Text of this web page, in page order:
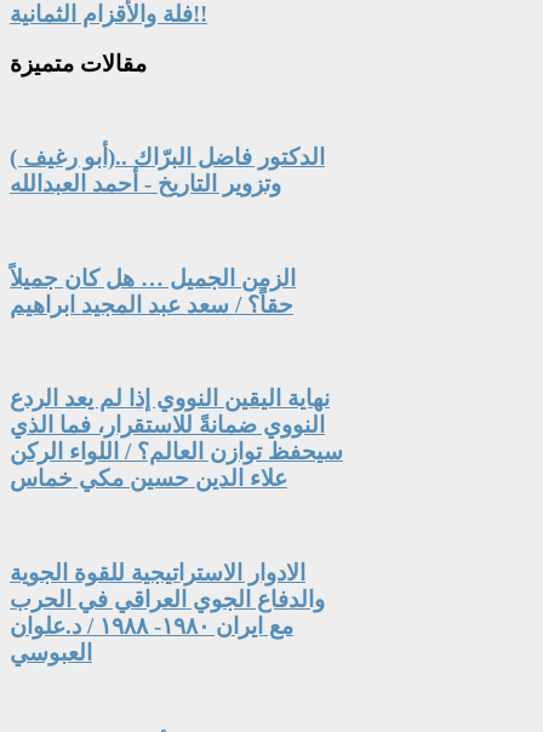
فلة والأقزام الثمانية!!
مقالات متميزة
الدكتور فاضل البرّاك ..(أبو رغيف )
وتزوير التاريخ - أحمد العبدالله
الزمن الجميل … هل كان جميلاً
حقاً؟ / سعد عبد المجيد ابراهيم
نهاية اليقين النووي إذا لم يعد الردع
النووي ضمانةً للاستقرار، فما الذي
سيحفظ توازن العالم؟ / اللواء الركن
علاء الدين حسين مكي خماس
الادوار الاستراتيجية للقوة الجوية
والدفاع الجوي العراقي في الحرب
مع ايران ١٩٨٠- ١٩٨٨ / د.علوان
العبوسي